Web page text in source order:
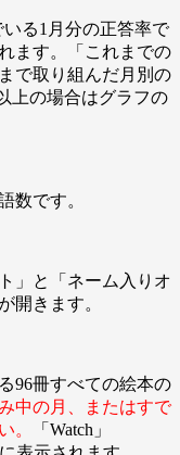
いる1月分の正答率で
ます。「これまでの
で取り組んだ月別の
上の場合はグラフの
数です。
」と「ネーム入りオ
開きます。
96冊すべての絵本の
中の月、またはすで
。
「Watch」